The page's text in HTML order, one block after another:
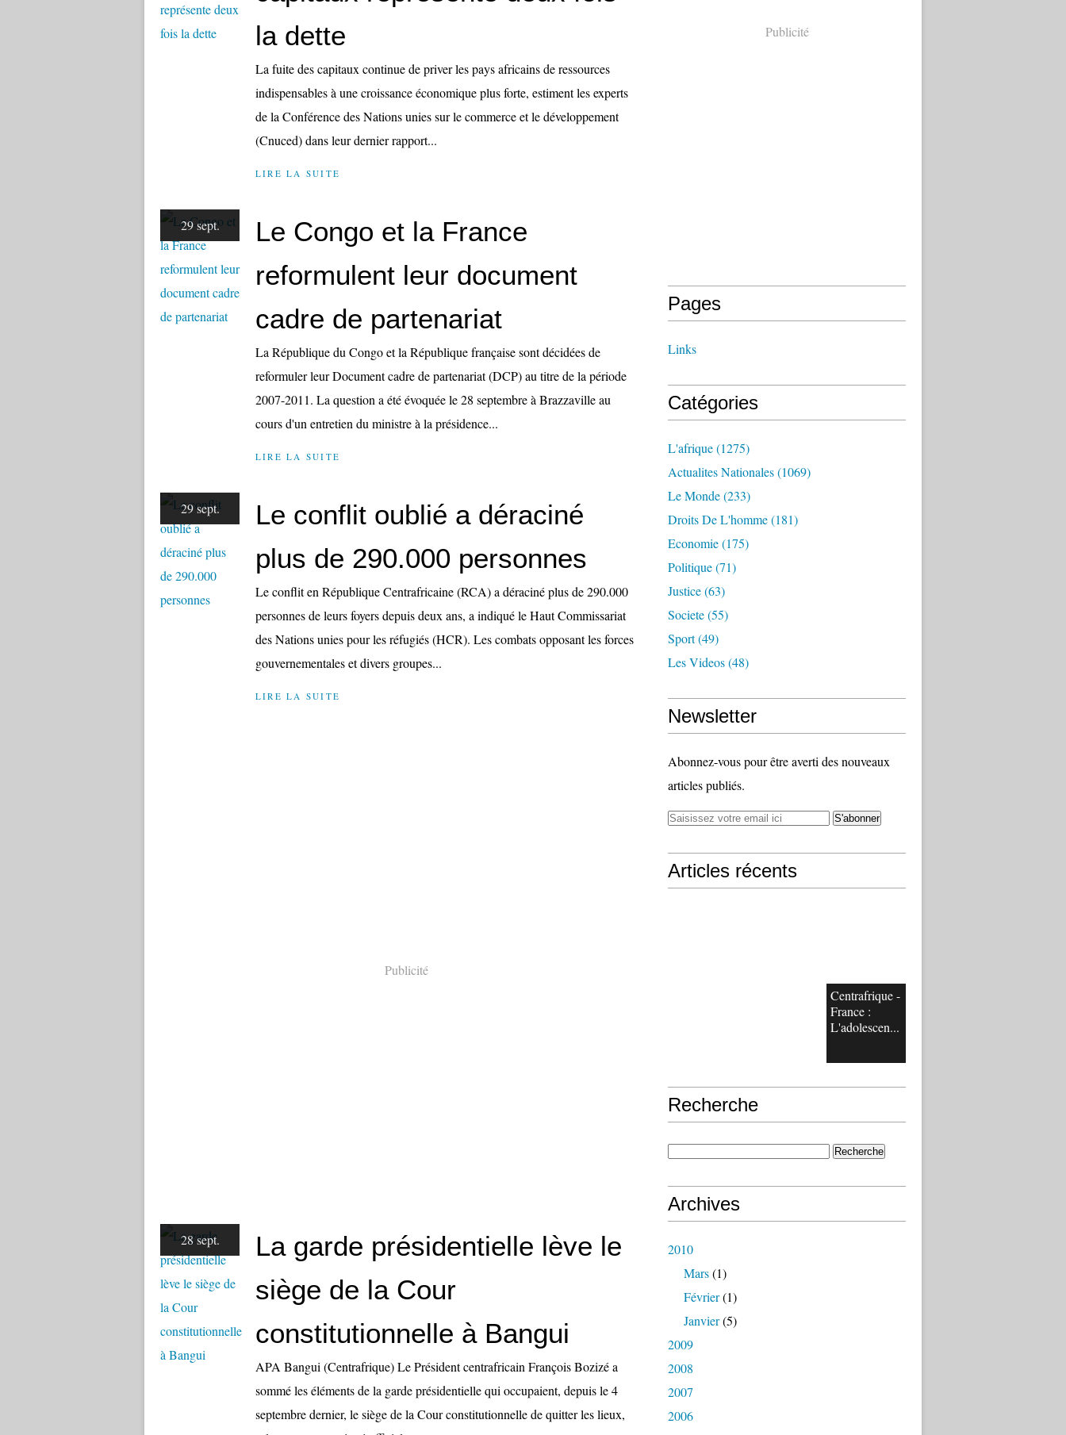
la dette
La fuite des capitaux continue de priver les pays africains de ressources
indispensables à une croissance économique plus forte, estiment les experts
de la Conférence des Nations unies sur le commerce et le développement
(Cnuced) dans leur dernier rapport...
LIRE LA SUITE
29 sept.
Le Congo et la France
reformulent leur document
cadre de partenariat
La République du Congo et la République française sont décidées de
reformuler leur Document cadre de partenariat (DCP) au titre de la période
2007-2011. La question a été évoquée le 28 septembre à Brazzaville au
cours d'un entretien du ministre à la présidence...
LIRE LA SUITE
29 sept.
Le conflit oublié a déraciné
plus de 290.000 personnes
Le conflit en République Centrafricaine (RCA) a déraciné plus de 290.000
personnes de leurs foyers depuis deux ans, a indiqué le Haut Commissariat
des Nations unies pour les réfugiés (HCR). Les combats opposant les forces
gouvernementales et divers groupes...
LIRE LA SUITE
Publicité
28 sept.
La garde présidentielle lève le
siège de la Cour
constitutionnelle à Bangui
APA Bangui (Centrafrique) Le Président centrafricain François Bozizé a
sommé les éléments de la garde présidentielle qui occupaient, depuis le 4
septembre dernier, le siège de la Cour constitutionnelle de quitter les lieux,
Publicité
Pages
Links
Catégories
L'afrique(1275)
Actualites Nationales(1069)
Le Monde(233)
Droits De L'homme(181)
Economie(175)
Politique(71)
Justice(63)
Societe(55)
Sport(49)
Les Videos(48)
Newsletter
Abonnez-vous pour être averti des nouveaux
articles publiés.
Articles récents
Centrafrique -
France :
L'adolescen...
Recherche
Archives
2010
Mars(1)
Février(1)
Janvier(5)
2009
2008
2007
2006